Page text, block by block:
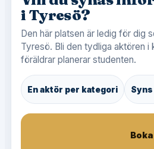
i Tyresö?
Den här platsen är ledig för dig
Tyresö. Bli den tydliga aktören i
föräldrar planerar studenten.
En aktör per kategori